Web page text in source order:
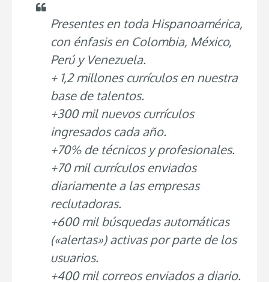
Presentes en toda Hispanoamérica,
con énfasis en Colombia, México,
Perú y Venezuela.
+ 1,2 millones currículos en nuestra
base de talentos.
+300 mil nuevos currículos
ingresados cada año.
+70% de técnicos y profesionales.
+70 mil currículos enviados
diariamente a las empresas
reclutadoras.
+600 mil búsquedas automáticas
(«alertas») activas por parte de los
usuarios.
+400 mil correos enviados a diario.